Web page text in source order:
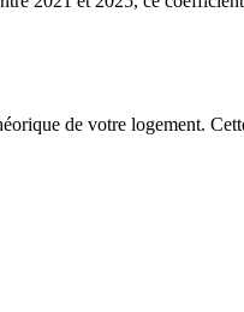
de votre logement.